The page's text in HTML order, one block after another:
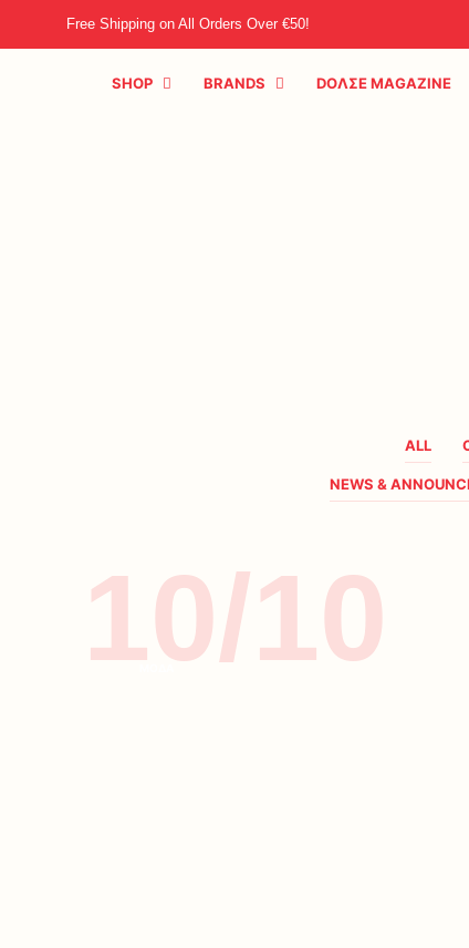
Free Shipping on All Orders Over €50!
SHOP BRANDS DOΛΣE MAGAZINE
ALL
NEWS &
10/10